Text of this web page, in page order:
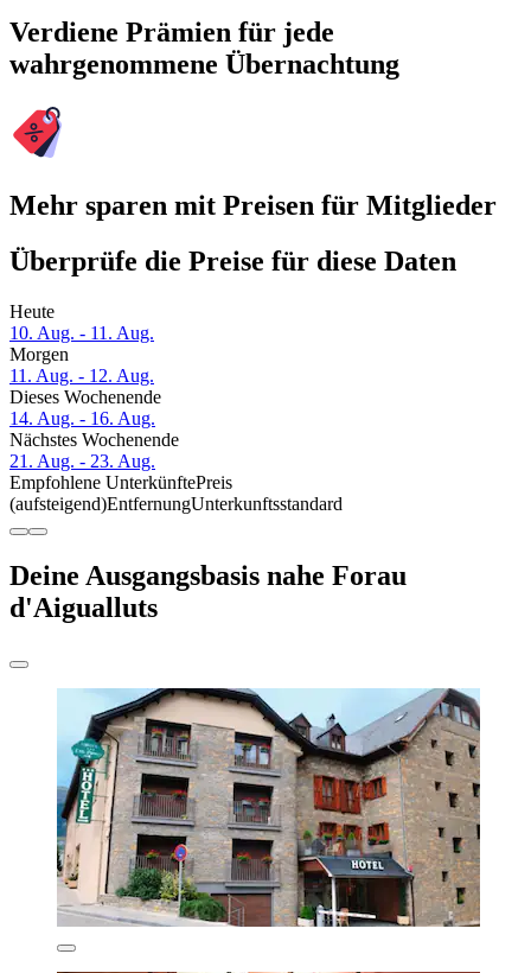
Verdiene Prämien für jede
wahrgenommene Übernachtung
Mehr sparen mit Preisen für Mitglieder
Überprüfe die Preise für diese Daten
Heute
10. Aug. - 11. Aug.
Morgen
11. Aug. - 12. Aug.
Dieses Wochenende
14. Aug. - 16. Aug.
Nächstes Wochenende
21. Aug. - 23. Aug.
Empfohlene UnterkünftePreis
(aufsteigend)EntfernungUnterkunftsstandard
Deine Ausgangsbasis nahe Forau
d'Aigualluts